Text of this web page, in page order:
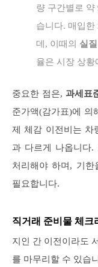
량 구간별로 약
습니다. 매입
데, 이때의 실
율은 시장 상황
중요한 점은, 과세표
준가액(감가표)에 의
제 체감 이전비는 차
과 다르게 나옵니다.
처리해야 하며, 기
필요합니다.
직거래 준비물 체크
지인 간 이전이라도
를 마무리할 수 있습